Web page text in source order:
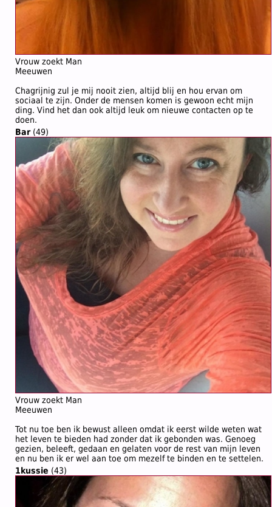
Vrouw zoekt Man
Meeuwen
Chagrijnig zul je mij nooit zien, altijd blij en hou ervan om
sociaal te zijn. Onder de mensen komen is gewoon echt mijn
ding. Vind het dan ook altijd leuk om nieuwe contacten op te
doen.
Bar(49)
Vrouw zoekt Man
Meeuwen
Tot nu toe ben ik bewust alleen omdat ik eerst wilde weten wat
het leven te bieden had zonder dat ik gebonden was. Genoeg
gezien, beleeft, gedaan en gelaten voor de rest van mijn leven
en nu ben ik er wel aan toe om mezelf te binden en te settelen.
1kussie (43)